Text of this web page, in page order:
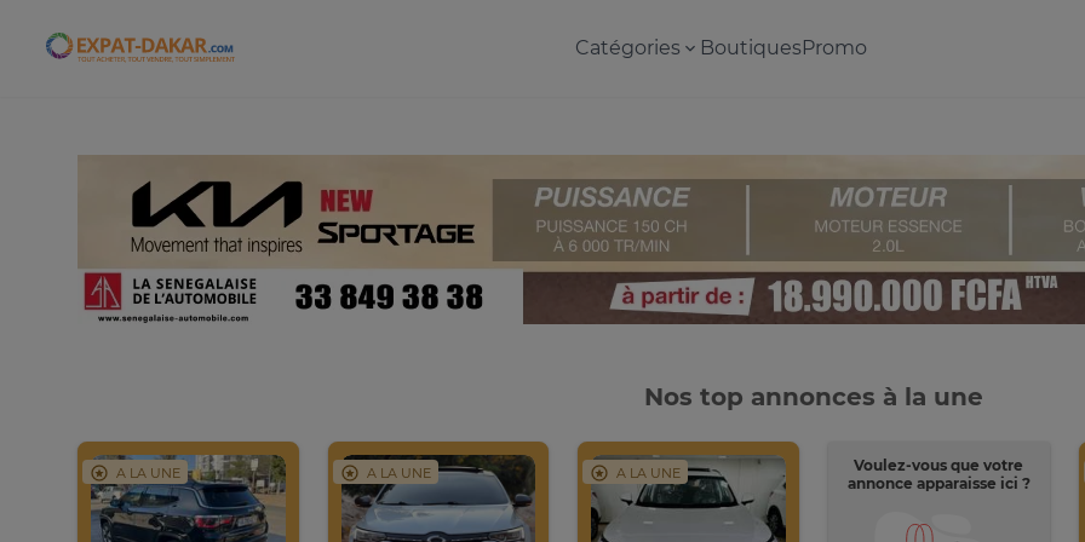
Expat-Dakar Catégories BoutiquesPromo
Nos top annonces à la une
A LA UNE A LA UNE A LA UNE
Voulez-vous que votre
annonce apparaisse ici ?